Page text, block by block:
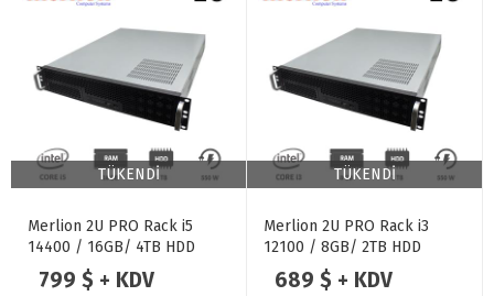
TÜKENDİ
Merlion 2U PRO Rack i5
14400 / 16GB/ 4TB HDD
799 $ + KDV
TÜKENDİ
Merlion 2U PRO Rack i3
12100 / 8GB/ 2TB HDD
689 $ + KDV